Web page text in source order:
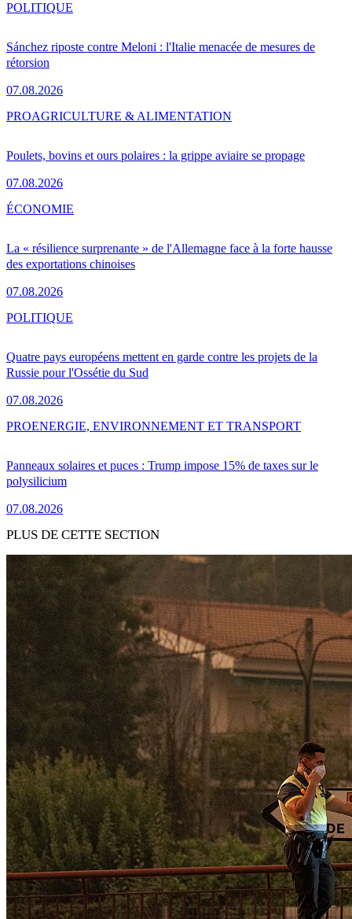
Sánchez riposte contre Meloni : l'Italie menacée de mesures de
rétorsion
07.08.2026
POLITIQUE
Poulets, bovins et ours polaires : la grippe aviaire se propage
07.08.2026
PROAGRICULTURE & ALIMENTATION
La « résilience surprenante » de l'Allemagne face à la forte hausse
des exportations chinoises
07.08.2026
ÉCONOMIE
Quatre pays européens mettent en garde contre les projets de la
Russie pour l'Ossétie du Sud
07.08.2026
POLITIQUE
Panneaux solaires et puces : Trump impose 15% de taxes sur le
polysilicium
07.08.2026
PROENERGIE, ENVIRONNEMENT ET TRANSPORT
PLUS DE CETTE SECTION